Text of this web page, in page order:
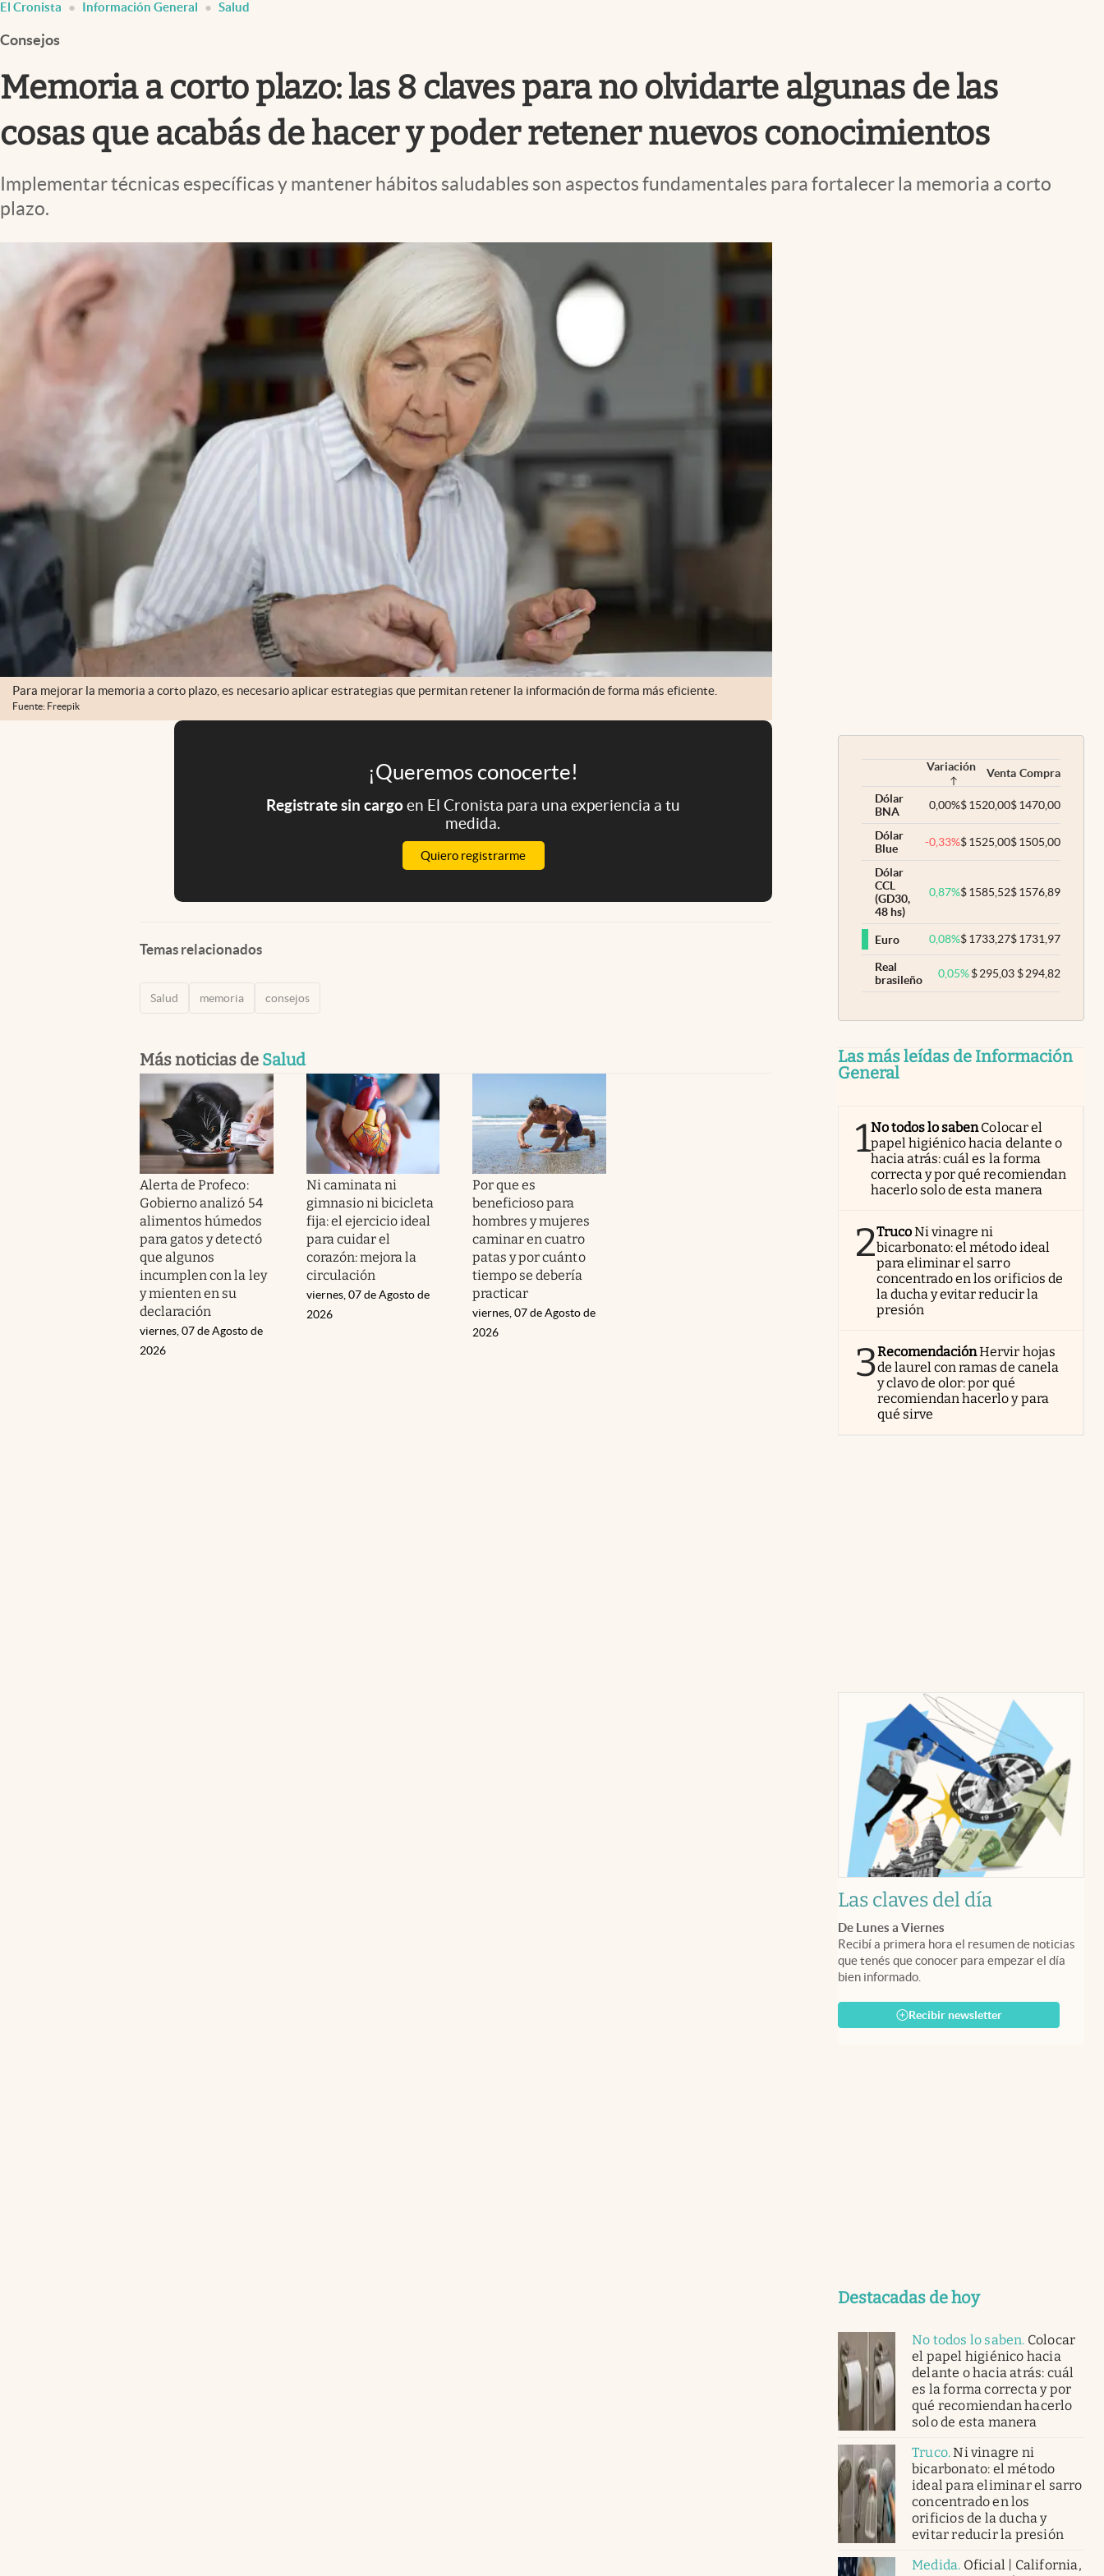
Infotechnology
Clase
Clima
Mundial 2026
Eventos Corporativos
Mediakit
El Cronista Información General Salud
Consejos
Memoria a corto plazo: las 8 claves para no olvidarte algunas de las
cosas que acabás de hacer y poder retener nuevos conocimientos
Implementar técnicas específicas y mantener hábitos saludables son aspectos fundamentales para fortalecer la memoria a corto
plazo.
Para mejorar la memoria a corto plazo, es necesario aplicar estrategias que permitan retener la información de forma más eficiente.
Fuente: Freepik
¡Queremos conocerte!
Registrate sin cargoen El Cronista para una experiencia a tu
medida.
Quiero registrarme
Temas relacionados
Salud memoria consejos
Más noticias de Salud
Alerta de Profeco:
Gobierno analizó 54
alimentos húmedos
para gatos y detectó
que algunos
incumplen con la ley
y mienten en su
declaración
viernes, 07 de Agosto de
2026
Ni caminata ni
gimnasio ni bicicleta
fija: el ejercicio ideal
para cuidar el
corazón: mejora la
circulación
viernes, 07 de Agosto de
2026
Por que es
beneficioso para
hombres y mujeres
caminar en cuatro
patas y por cuánto
tiempo se debería
practicar
viernes, 07 de Agosto de
2026
Variación Venta Compra
Dólar
BNA
0,00%$1520,00$1470,00
Dólar
Blue
-0,33%$1525,00$1505,00
Dólar
CCL
(GD30,
48 hs)
0,87%$1585,52$1576,89
Euro 0,08%$1733,27$1731,97
Real
brasileño
0,05% $295,03 $294,82
Las más leídas de Información
General
1No todos lo sabenColocar el
papel higiénico hacia delante o
hacia atrás: cuál es la forma
correcta y por qué recomiendan
hacerlo solo de esta manera
2TrucoNi vinagre ni
bicarbonato: el método ideal
para eliminar el sarro
concentrado en los orificios de
la ducha y evitar reducir la
presión
3RecomendaciónHervir hojas
de laurel con ramas de canela
y clavo de olor: por qué
recomiendan hacerlo y para
qué sirve
Las claves del día
De Lunes a Viernes
Recibí a primera hora el resumen de noticias
que tenés que conocer para empezar el día
bien informado.
Recibir newsletter
Destacadas de hoy
No todos lo saben. Colocar
el papel higiénico hacia
delante o hacia atrás: cuál
es la forma correcta y por
qué recomiendan hacerlo
solo de esta manera
Truco.Ni vinagre ni
bicarbonato: el método
ideal para eliminar el sarro
concentrado en los
orificios de la ducha y
evitar reducir la presión
Medida. Oficial | California,